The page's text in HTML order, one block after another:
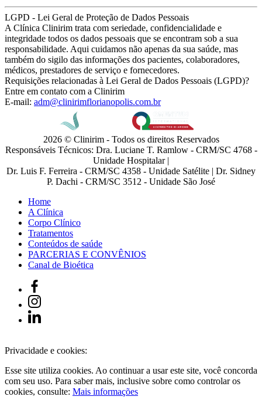
LGPD - Lei Geral de Proteção de Dados Pessoais
A Clínica Clinirim trata com seriedade, confidencialidade e
integridade todos os dados pessoais que se encontram sob a sua
responsabilidade. Aqui cuidamos não apenas da sua saúde, mas
também do sigilo das informações dos pacientes, colaboradores,
médicos, prestadores de serviço e fornecedores.
Requisições relacionadas à Lei Geral de Dados Pessoais (LGPD)?
Entre em contato com a Clinirim
E-mail: adm@clinirimflorianopolis.com.br
2026 © Clinirim - Todos os direitos Reservados
Responsáveis Técnicos: Dra. Luciane T. Ramlow - CRM/SC 4768 -
Unidade Hospitalar |
Dr. Luis F. Ferreira - CRM/SC 4358 - Unidade Satélite | Dr. Sidney
P. Dachi - CRM/SC 3512 - Unidade São José
Home
A Clínica
Corpo Clínico
Tratamentos
Conteúdos de saúde
PARCERIAS E CONVÊNIOS
Canal de Bioética
Privacidade e cookies:
Esse site utiliza cookies. Ao continuar a usar este site, você concorda
com seu uso. Para saber mais, inclusive sobre como controlar os
cookies, consulte: Mais informações